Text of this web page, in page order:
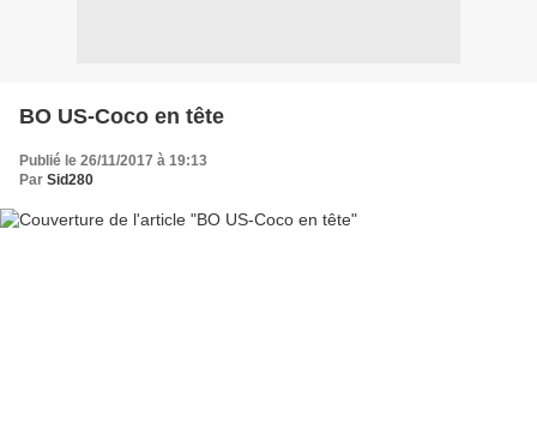
BO US-Coco en tête
Publié le 26/11/2017 à 19:13
Par Sid280